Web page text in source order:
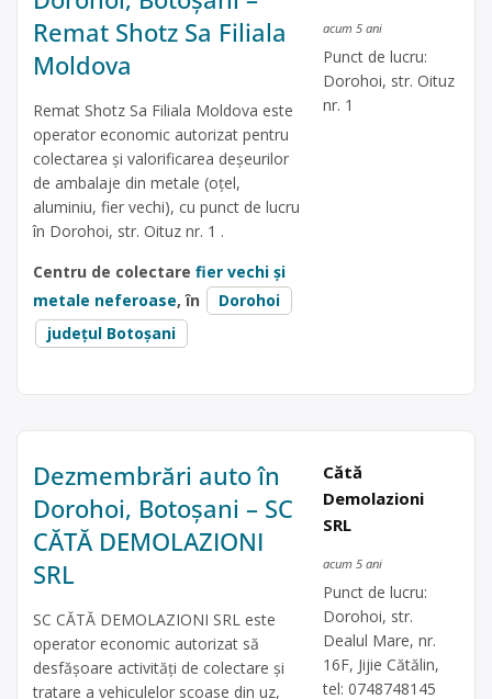
Remat Shotz Sa Filiala
Moldova
Remat Shotz Sa Filiala Moldova este
operator economic autorizat pentru
colectarea și valorificarea deșeurilor
de ambalaje din metale (oțel,
aluminiu, fier vechi), cu punct de lucru
în Dorohoi, str. Oituz nr. 1 .
Centru de colectare fier vechi și
metale neferoase, în
Dorohoi
județul Botoșani
acum 5 ani
Punct de lucru:
Dorohoi, str. Oituz
nr. 1
Dezmembrări auto în
Dorohoi, Botoșani – SC
CĂTĂ DEMOLAZIONI
SRL
SC CĂTĂ DEMOLAZIONI SRL este
operator economic autorizat să
desfăşoare activităţi de colectare şi
tratare a vehiculelor scoase din uz,
Cătă
Demolazioni
SRL
acum 5 ani
Punct de lucru:
Dorohoi, str.
Dealul Mare, nr.
16F, Jijie Cătălin,
tel: 0748748145